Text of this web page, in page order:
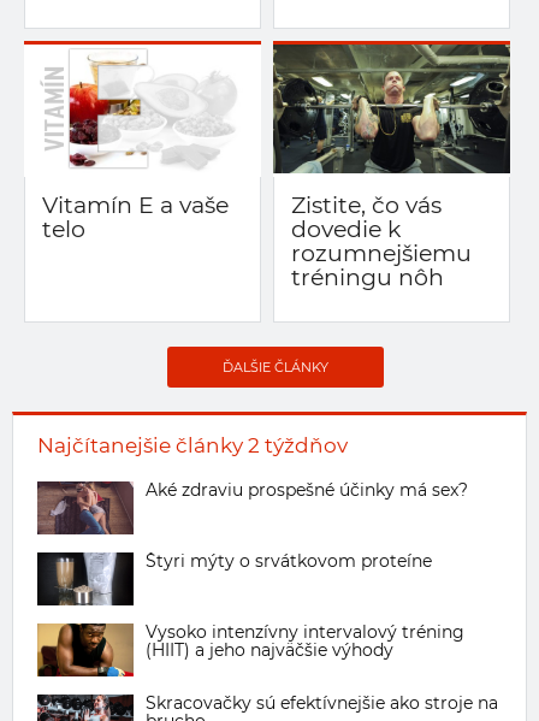
Najčítanejšie články 2 týždňov
Aké zdraviu prospešné účinky má sex?
Štyri mýty o srvátkovom proteíne
Vysoko intenzívny intervalový tréning
(HIIT) a jeho najväčšie výhody
Skracovačky sú efektívnejšie ako stroje na
Vitamín E a vaše
telo
Zistite, čo vás
dovedie k
rozumnejšiemu
tréningu nôh
ĎALŠIE ČLÁNKY